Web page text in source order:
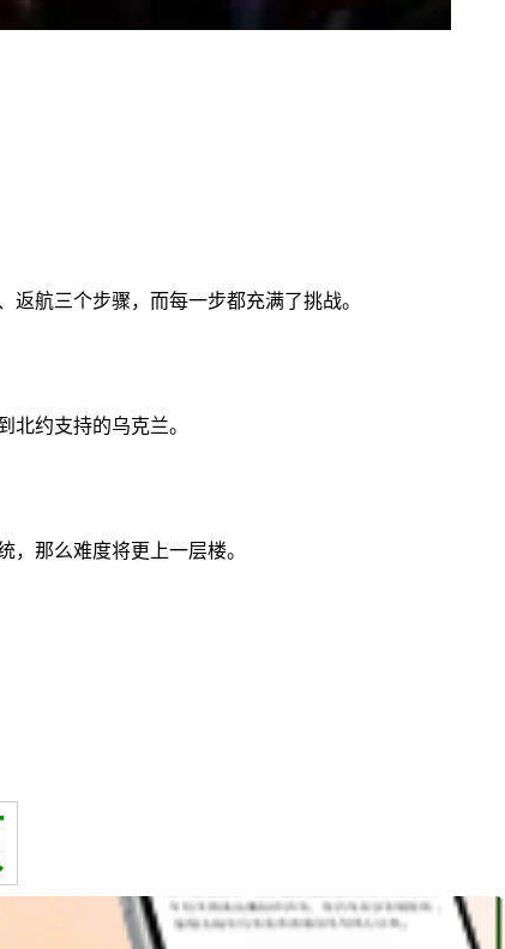
航三个步骤，而每一步都充满了挑战。
北约支持的乌克兰。
那么难度将更上一层楼。